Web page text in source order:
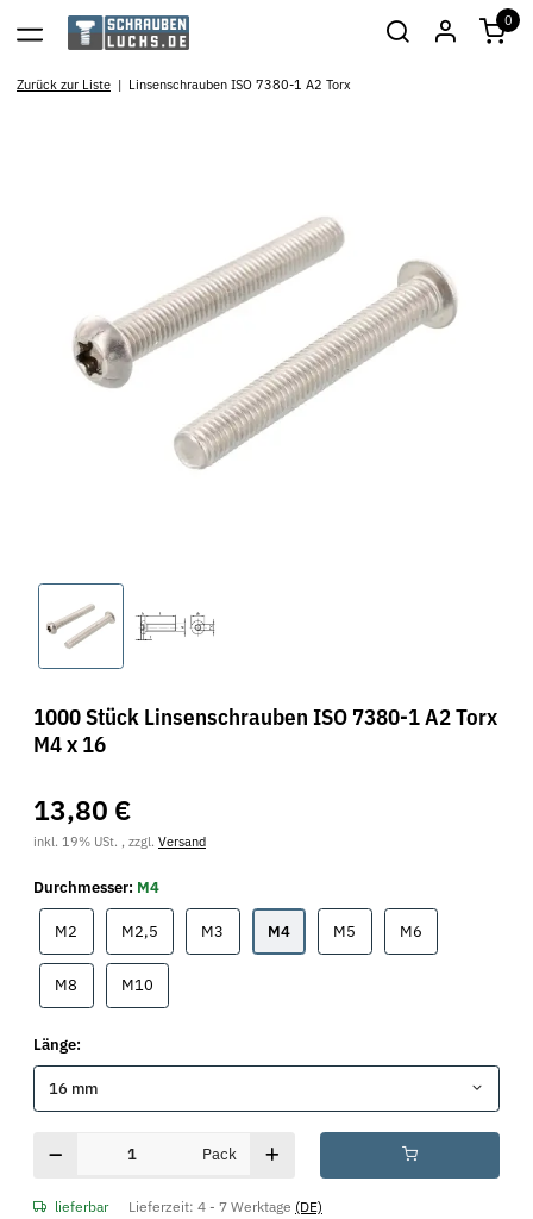
0
Zurück zur Liste Linsenschrauben ISO 7380-1 A2 Torx
1000 Stück Linsenschrauben ISO 7380-1 A2 Torx
M4 x 16
13,80 €
inkl. 19% USt. , zzgl. Versand
Durchmesser: M4
M2 M2,5M2,5 M3 M4M4 M5 M6M6
M8 M10M10
Länge:
16 mm
Pack
lieferbar Lieferzeit: 4 - 7 Werktage (DE)